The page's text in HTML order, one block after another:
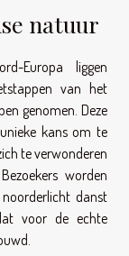
natuur
Europa liggen
van het
genomen. Deze
kans om te
te verwonderen
worden
danst
voor de echte